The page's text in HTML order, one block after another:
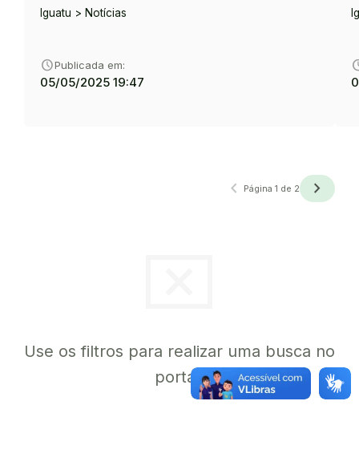
Iguatu > Notícias
schedulePublicada em:
05/05/2025 19:47
navigate_before
Anterior
Página 1 de 2 navigate_next
Próxima
Use os filtros para realizar uma busca no
portal.